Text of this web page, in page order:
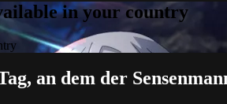
in your country
an dem der